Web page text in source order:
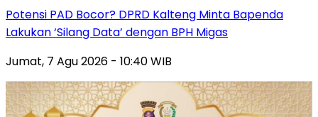
Potensi PAD Bocor? DPRD Kalteng Minta Bapenda
Lakukan ‘Silang Data’ dengan BPH Migas
Jumat, 7 Agu 2026 - 10:40 WIB